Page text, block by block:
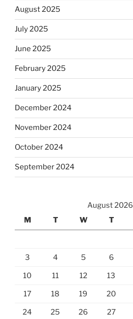
August 2025
July 2025
June 2025
February 2025
January 2025
December 2024
November 2024
October 2024
September 2024
August 2026
M
T W T
3 4 5 6
10 11 12 13
17 18 19 20
24 25 26 27